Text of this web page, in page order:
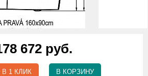
672 руб.
В 1 КЛИК В КОРЗИНУ